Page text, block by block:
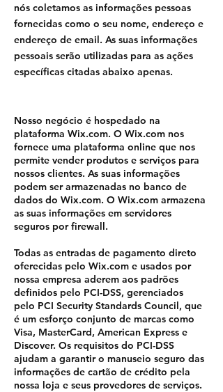
nós coletamos as informações pessoas
fornecidas como o seu nome, endereço e
endereço de email. As suas informações
pessoais serão utilizadas para as ações
específicas citadas abaixo apenas.
Nosso negócio é hospedado na
plataforma Wix.com. O Wix.com nos
fornece uma plataforma online que nos
permite vender produtos e serviços para
nossos clientes. As suas informações
podem ser armazenadas no banco de
dados do Wix.com. O Wix.com armazena
as suas informações em servidores
seguros por firewall.
Todas as entradas de pagamento direto
oferecidas pelo Wix.com e usados por
nossa empresa aderem aos padrões
definidos pelo PCI-DSS, gerenciados
pelo PCI Security Standards Council, que
é um esforço conjunto de marcas como
Visa, MasterCard, American Express e
Discover. Os requisitos do PCI-DSS
ajudam a garantir o manuseio seguro das
informações de cartão de crédito pela
nossa loja e seus provedores de serviços.